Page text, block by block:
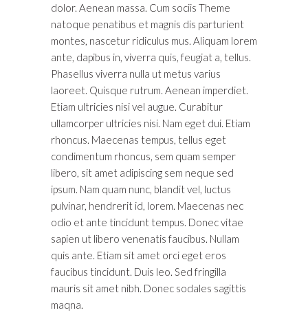
dolor. Aenean massa. Cum sociis Theme
natoque penatibus et magnis dis parturient
montes, nascetur ridiculus mus. Aliquam lorem
ante, dapibus in, viverra quis, feugiat a, tellus.
Phasellus viverra nulla ut metus varius
laoreet. Quisque rutrum. Aenean imperdiet.
Etiam ultricies nisi vel augue. Curabitur
ullamcorper ultricies nisi. Nam eget dui. Etiam
rhoncus. Maecenas tempus, tellus eget
condimentum rhoncus, sem quam semper
libero, sit amet adipiscing sem neque sed
ipsum. Nam quam nunc, blandit vel, luctus
pulvinar, hendrerit id, lorem. Maecenas nec
odio et ante tincidunt tempus. Donec vitae
sapien ut libero venenatis faucibus. Nullam
quis ante. Etiam sit amet orci eget eros
faucibus tincidunt. Duis leo. Sed fringilla
mauris sit amet nibh. Donec sodales sagittis
maqna.